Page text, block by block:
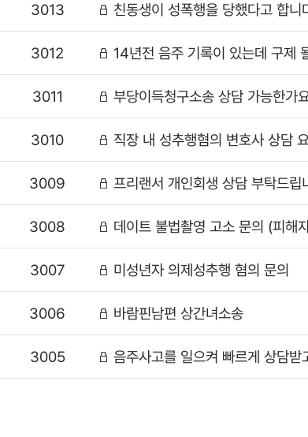
3013 친동생이 성폭행을 당했다고 합니
3012 14년전 음주 기록이 있는데 구제
3011 부당이득청구소송 상담 가능한가
3010 직장 내 성추행혐의 변호사 상담
3009 프리랜서 개인회생 상담 부탁드립
3008 데이트 불법촬영 고소 문의 (피해
3007 미성년자 의제성추행 혐의 문의
3006 바람핀남편 상간녀소송
3005 음주사고를 일으켜 빠르게 상담받